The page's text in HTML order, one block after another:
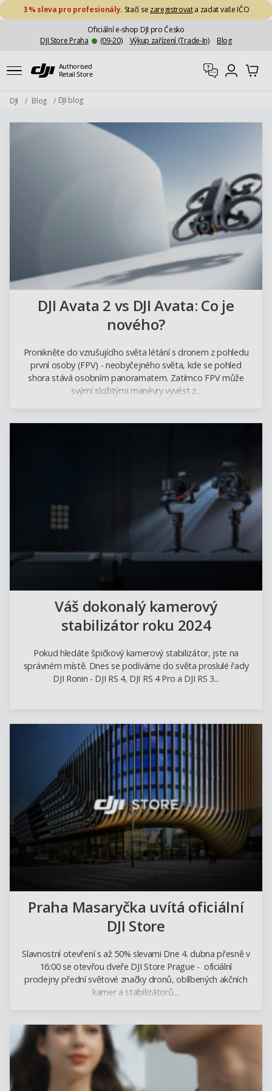
Přejít na obsah
3 % sleva pro profesionály. Stačí se zaregistrovata zadat vaše IČO
Oficiální e-shop DJI pro Česko
DJI Store Praha
(09-20) Výkup zařízení (Trade-In) Blog
Authorised
Retail Store
PodporaMůj účet
Můj účet
DJI / Blog / DJI blog
DJI Avata 2 vs DJI Avata: Co je
nového?
Pronikněte do vzrušujícího světa létání s dronem z pohledu
první osoby (FPV) - neobyčejného světa, kde se pohled
shora stává osobním panoramatem. Zatímco FPV může
svými složitými manévry vyvést z...
Váš dokonalý kamerový
stabilizátor roku 2024
Pokud hledáte špičkový kamerový stabilizátor, jste na
správném místě. Dnes se podíváme do světa proslulé řady
DJI Ronin - DJI RS 4, DJI RS 4 Pro a DJI RS 3...
Praha Masaryčka uvítá oficiální
DJI Store
Slavnostní otevření s až 50% slevami Dne 4. dubna přesně v
16:00 se otevřou dveře DJI Store Prague - oficiální
prodejny přední světové značky dronů, oblíbených akčních
kamer a stabilizátorů....